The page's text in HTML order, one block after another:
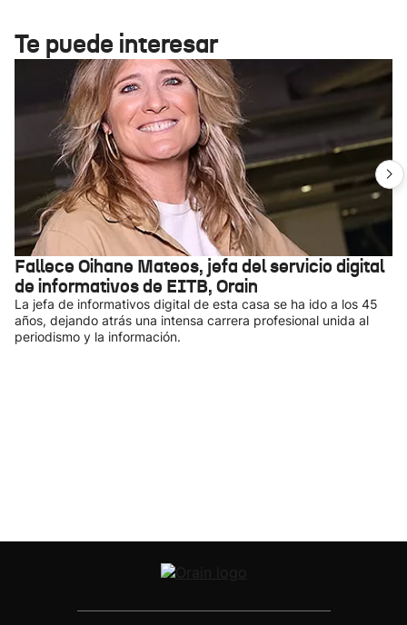
Te puede interesar
Fallece Oihane Mateos, jefa del servicio digital
de informativos de EITB, Orain
La jefa de informativos digital de esta casa se ha ido a los 45
años, dejando atrás una intensa carrera profesional unida al
periodismo y la información.